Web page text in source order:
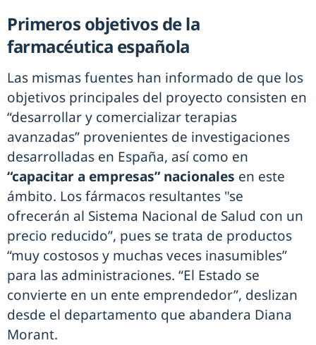
Primeros objetivos de la
farmacéutica española
Las mismas fuentes han informado de que los
objetivos principales del proyecto consisten en
“desarrollar y comercializar terapias
avanzadas” provenientes de investigaciones
desarrolladas en España, así como en
“capacitar a empresas” nacionales en este
ámbito. Los fármacos resultantes "se
ofrecerán al Sistema Nacional de Salud con un
precio reducido”, pues se trata de productos
“muy costosos y muchas veces inasumibles”
para las administraciones. “El Estado se
convierte en un ente emprendedor”, deslizan
desde el departamento que abandera Diana
Morant.